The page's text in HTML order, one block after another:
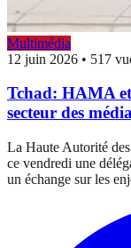
Multimédia
12 juin 2026 • 517
Tchad: HAMA et
secteur des
La Haute Autorité
ce vendredi une
un échange sur les